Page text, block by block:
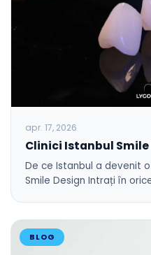
apr. 17, 2026
Clinici Istanbul Smile
De ce Istanbul a devenit
Smile Design Intrați în
BLOG